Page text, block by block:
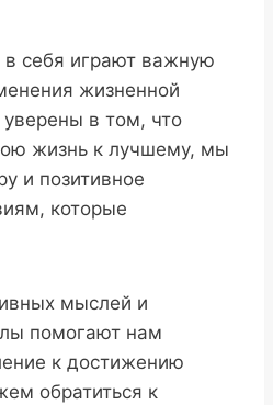
в себя играют важную
жизненной
в том, что
жизнь к лучшему, мы
и позитивное
которые
мыслей и
помогают нам
к достижению
обратиться к